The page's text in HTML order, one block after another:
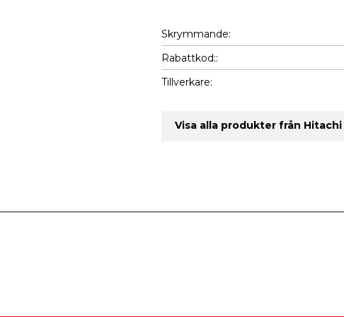
Skrymmande
Rabattkod:
Tillverkare
Visa alla produkter från Hitachi